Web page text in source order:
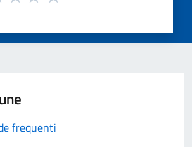
frequenti